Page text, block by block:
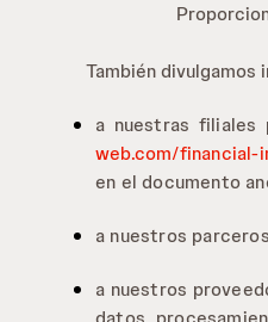
También
a nuestras
web.com/
en el documento
a nuestros
a nuestros